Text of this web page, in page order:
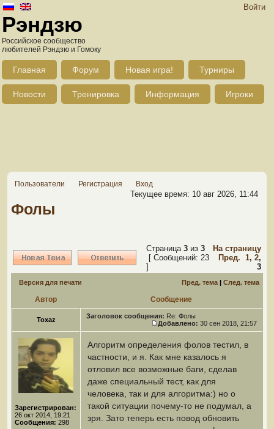
Войти
Рэндзю
Российское сообщество
любителей Рэндзю и Гомоку
Главная Форум Новая игра! Турниры
Новости Тренировка Информация Игроки
Пользователи Регистрация Вход
Текущее время: 10 авг 2026, 11:44
Фолы
Страница 3 из 3
[ Сообщений: 23
]
На страницу
Пред. 1, 2,
3
Версия для печати Пред. тема | След. тема
Автор Сообщение
Toxaz Заголовок сообщения: Re: Фолы
Добавлено: 30 сен 2018, 21:57
Зарегистрирован:
26 окт 2014, 19:21
Сообщения: 298
Алгоритм определения фолов тестил, в
частности, и я. Как мне казалось я
отловил все возможные баги, сделав
даже специальный тест, как для
человека, так и для алгоритма:) но о
такой ситуации почему-то не подумал, а
зря. Зато теперь есть повод обновить